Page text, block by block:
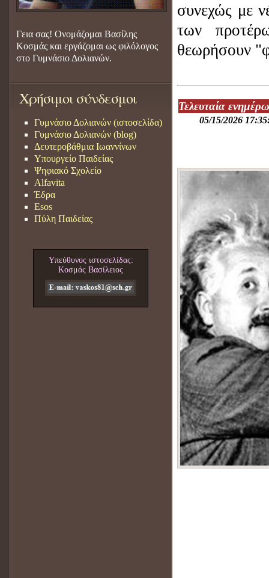
Γεια σας! Ονομάζομαι Βασίλης
Κοσμάς και εργάζομαι ως φιλόλογος
στο Γυμνάσιο Δολιανών.
Χρήσιμοι σύνδεσμοι
Γυμνάσιο Δολιανών (ιστοσελίδα)
Γυμνάσιο Δολιανών (blog)
Δευτεροβάθμια Ιωαννίνων
Υπουργείο Παιδείας
Ψηφιακό Σχολείο
Alfavita
Έδρα
Esos
Πύλη Παιδείας
Υπεύθυνος ιστοσελίδας:
Κοσμάς Βασίλειος
συνεχώς με
των
θεωρήσουν
Τελευταία
05/15/2026